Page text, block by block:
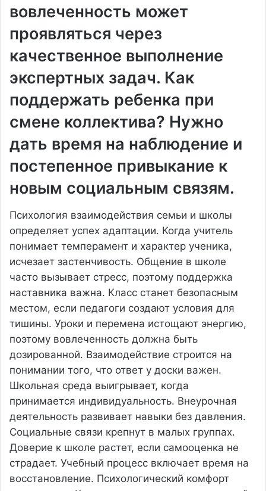
вовлеченность может
проявляться через
качественное выполнение
экспертных задач. Как
поддержать ребенка при
смене коллектива? Нужно
дать время на наблюдение и
постепенное привыкание к
новым социальным связям.
Психология взаимодействия семьи и школы
определяет успех адаптации. Когда учитель
понимает темперамент и характер ученика,
исчезает застенчивость. Общение в школе
часто вызывает стресс, поэтому поддержка
наставника важна. Класс станет безопасным
местом, если педагоги создают условия для
тишины. Уроки и перемена истощают энергию,
поэтому вовлеченность должна быть
дозированной. Взаимодействие строится на
понимании того, что ответ у доски важен.
Школьная среда выигрывает, когда
принимается индивидуальность. Внеурочная
деятельность развивает навыки без давления.
Социальные связи крепнут в малых группах.
Доверие к школе растет, если самооценка не
страдает. Учебный процесс включает время на
восстановление. Психологический комфорт